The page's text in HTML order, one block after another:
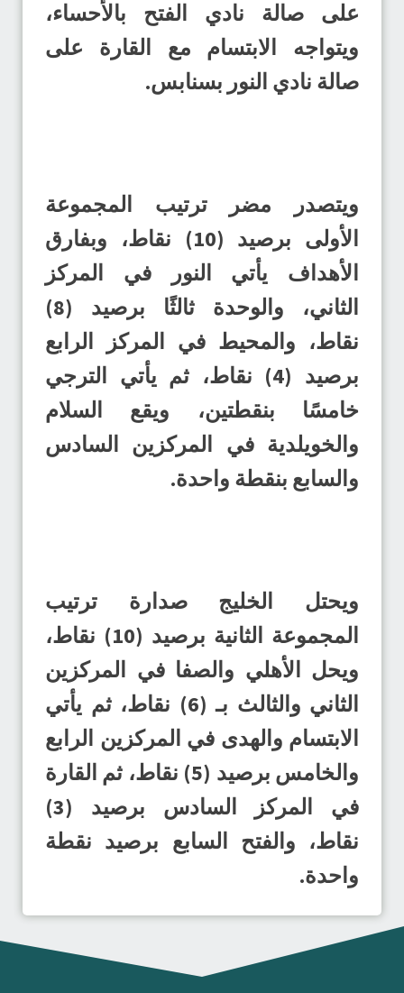
على صالة نادي الفتح بالأحساء،
ويتواجه الابتسام مع القارة على
صالة نادي النور بسنابس.
ويتصدر مضر ترتيب المجموعة
الأولى برصيد (10) نقاط، وبفارق
الأهداف يأتي النور في المركز
الثاني، والوحدة ثالثًا برصيد (8)
نقاط، والمحيط في المركز الرابع
برصيد (4) نقاط، ثم يأتي الترجي
خامسًا بنقطتين، ويقع السلام
والخويلدية في المركزين السادس
والسابع بنقطة واحدة.
ويحتل الخليج صدارة ترتيب
المجموعة الثانية برصيد (10) نقاط،
ويحل الأهلي والصفا في المركزين
الثاني والثالث بـ (6) نقاط، ثم يأتي
الابتسام والهدى في المركزين الرابع
والخامس برصيد (5) نقاط، ثم القارة
في المركز السادس برصيد (3)
نقاط، والفتح السابع برصيد نقطة
واحدة.